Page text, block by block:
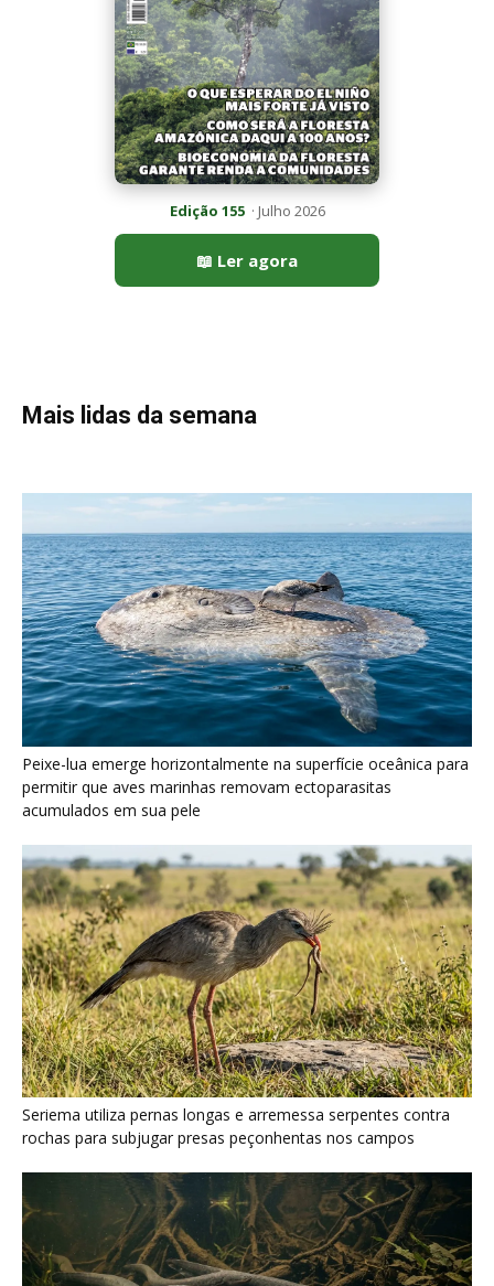
Edição 155· Julho 2026
📖 Ler agora
Mais lidas da semana
Peixe-lua emerge horizontalmente na superfície oceânica para
permitir que aves marinhas removam ectoparasitas
acumulados em sua pele
Seriema utiliza pernas longas e arremessa serpentes contra
rochas para subjugar presas peçonhentas nos campos